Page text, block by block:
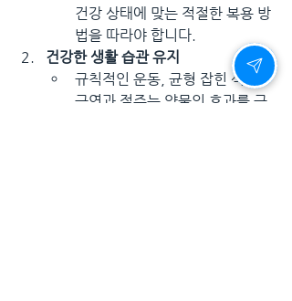
건강 상태에 맞는 적절한 복용 방
법을 따라야 합니다.
건강한 생활 습관 유지
규칙적인 운동, 균형 잡힌 식단,
금연과 절주는 약물의 효과를 극